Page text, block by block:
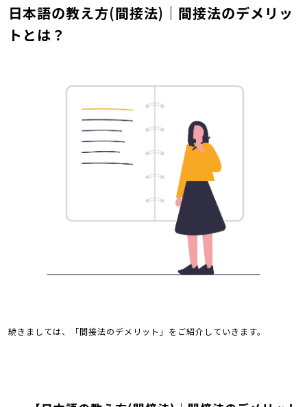
日本語の教え方(間接法)｜間接法のデメリッ
トとは？
続きましては、「間接法のデメリット」をご紹介していきます。